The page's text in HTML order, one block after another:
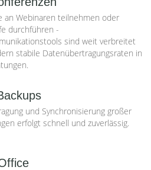
an Webinaren teilnehmen oder
durchführen -
sind weit verbreitet
stabile Datenübertragungsraten in
und Synchronisierung großer
erfolgt schnell und zuverlässig.